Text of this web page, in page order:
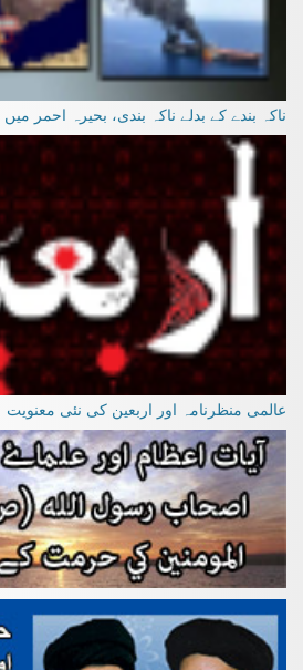
ناکہ بندے کے بدلے ناکہ بندی، بحیرہ احمر میں
عالمی منظرنامہ اور اربعین کی نئی معنویت